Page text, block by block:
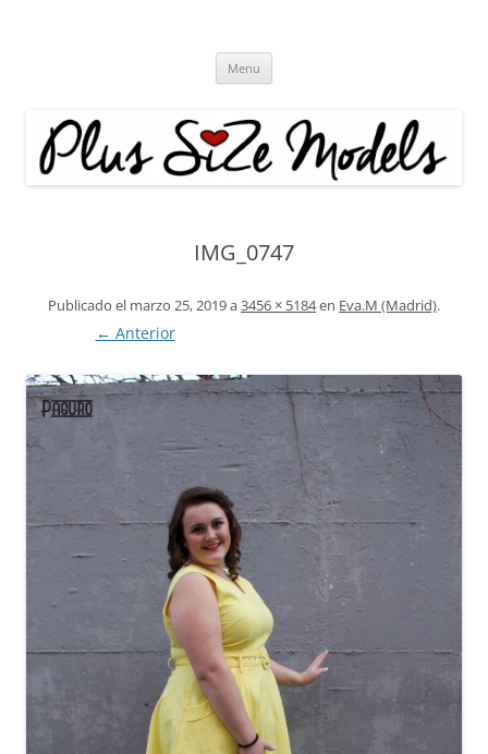
Plus Size Models
Menu
IMG_0747
Publicado el marzo 25, 2019a3456 × 5184en Eva.M (Madrid).
← Anterior